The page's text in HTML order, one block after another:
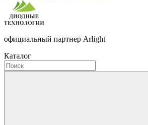
официальный партнер Arlight
Каталог